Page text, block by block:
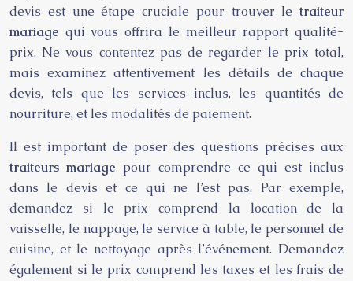
devis est une étape cruciale pour trouver le traiteur
mariage qui vous offrira le meilleur rapport qualité-
prix. Ne vous contentez pas de regarder le prix total,
mais examinez attentivement les détails de chaque
devis, tels que les services inclus, les quantités de
nourriture, et les modalités de paiement.
Il est important de poser des questions précises aux
traiteurs mariage pour comprendre ce qui est inclus
dans le devis et ce qui ne l’est pas. Par exemple,
demandez si le prix comprend la location de la
vaisselle, le nappage, le service à table, le personnel de
cuisine, et le nettoyage après l’événement. Demandez
également si le prix comprend les taxes et les frais de